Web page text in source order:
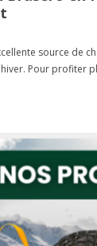
source de
Pour profiter